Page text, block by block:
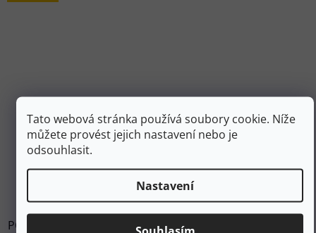
Tato webová stránka používá soubory cookie. Níže
můžete provést jejich nastavení nebo je
odsouhlasit.
Nastavení
5 899 Kč
POMAR Pánské zimní boty s hroty AHKIO SPIKE GTX oak -